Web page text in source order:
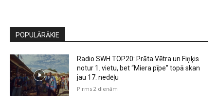
POPULĀRĀKIE
Radio SWH TOP20: Prāta Vētra un Fiņķis
notur 1. vietu, bet “Miera pīpe” topā skan
jau 17. nedēļu
Pirms 2 dienām